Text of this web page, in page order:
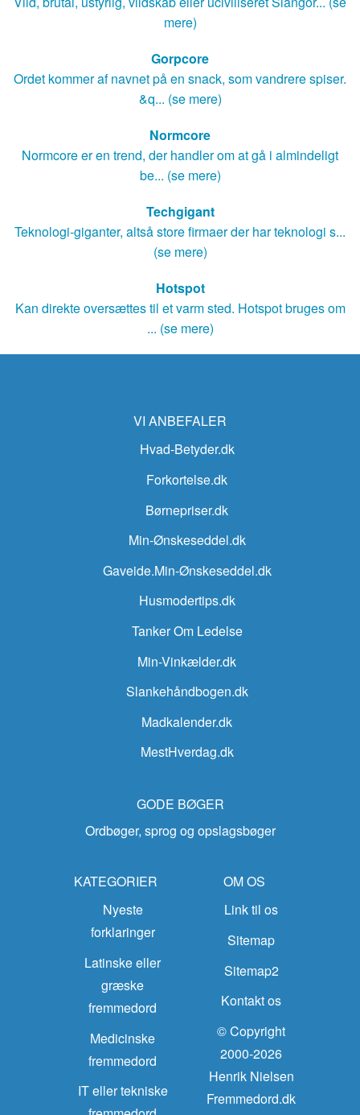
mere)
Gorpcore
Ordet kommer af navnet på en snack, som vandrere spiser.
&q... (se mere)
Normcore
Normcore er en trend, der handler om at gå i almindeligt
be... (se mere)
Techgigant
Teknologi-giganter, altså store firmaer der har teknologi s...
(se mere)
Hotspot
Kan direkte oversættes til et varm sted. Hotspot bruges om
... (se mere)
VI ANBEFALER
Hvad-Betyder.dk
Forkortelse.dk
Børnepriser.dk
Min-Ønskeseddel.dk
Gaveide.Min-Ønskeseddel.dk
Husmodertips.dk
Tanker Om Ledelse
Min-Vinkælder.dk
Slankehåndbogen.dk
Madkalender.dk
MestHverdag.dk
GODE BØGER
Ordbøger, sprog og opslagsbøger
KATEGORIER
Nyeste
forklaringer
Latinske eller
græske
fremmedord
Medicinske
fremmedord
IT eller tekniske
OM OS
Link til os
Sitemap
Sitemap2
Kontakt os
© Copyright
2000-2026
Henrik Nielsen
Fremmedord.dk